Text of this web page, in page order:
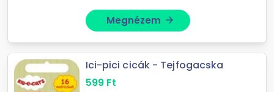
Megnézem arrow_forward
Ici-pici cicák - Tejfogacska
599 Ft